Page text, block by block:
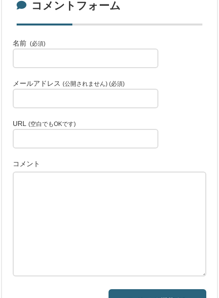
コメントフォーム
名前 (必須)
メールアドレス(公開されません) (必須)
URL(空白でもOKです)
コメント